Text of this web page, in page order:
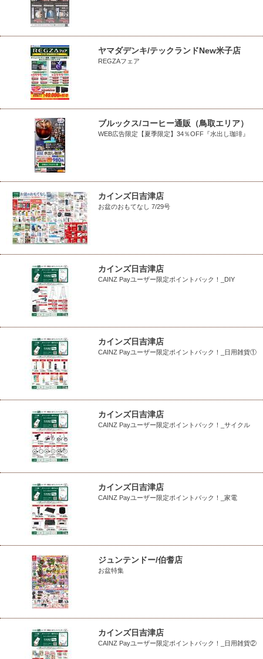
ヤマダデンキ/テックランドNew米子店
REGZAフェア
ブルックス/コーヒー通販（鳥取エリア）
WEB広告限定【夏季限定】34％OFF『水出し珈琲』
カインズ日吉津店
お盆のおもてなし 7/29号
カインズ日吉津店
CAINZ Payユーザー限定ポイントバック！_DIY
カインズ日吉津店
CAINZ Payユーザー限定ポイントバック！_日用雑貨①
カインズ日吉津店
CAINZ Payユーザー限定ポイントバック！_サイクル
カインズ日吉津店
CAINZ Payユーザー限定ポイントバック！_家電
ジュンテンドー/伯耆店
お盆特集
カインズ日吉津店
CAINZ Payユーザー限定ポイントバック！_日用雑貨②